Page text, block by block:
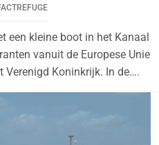
een kleine boot in het Kanaal
vanuit de Europese Unie
Verenigd Koninkrijk. In de….